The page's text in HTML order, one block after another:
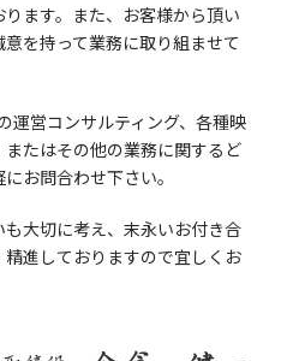
ます。また、お客様から頂い
を持って業務に取り組ませて
運営コンサルティング、各種映
たはその他の業務に関するど
お問合わせ下さい。
大切に考え、末永いお付き合
進しておりますので宜しくお